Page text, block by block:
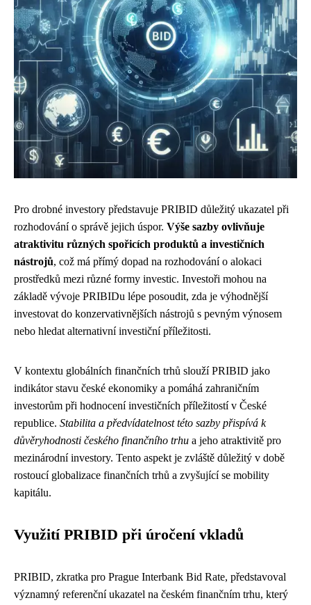
Pro drobné investory představuje PRIBID důležitý ukazatel při
rozhodování o správě jejich úspor. Výše sazby ovlivňuje
atraktivitu různých spořicích produktů a investičních
nástrojů, což má přímý dopad na rozhodování o alokaci
prostředků mezi různé formy investic. Investoři mohou na
základě vývoje PRIBIDu lépe posoudit, zda je výhodnější
investovat do konzervativnějších nástrojů s pevným výnosem
nebo hledat alternativní investiční příležitosti.
V kontextu globálních finančních trhů slouží PRIBID jako
indikátor stavu české ekonomiky a pomáhá zahraničním
investorům při hodnocení investičních příležitostí v České
republice. Stabilita a předvídatelnost této sazby přispívá k
důvěryhodnosti českého finančního trhu a jeho atraktivitě pro
mezinárodní investory. Tento aspekt je zvláště důležitý v době
rostoucí globalizace finančních trhů a zvyšující se mobility
kapitálu.
Využití PRIBID při úročení vkladů
PRIBID, zkratka pro Prague Interbank Bid Rate, představoval
významný referenční ukazatel na českém finančním trhu, který